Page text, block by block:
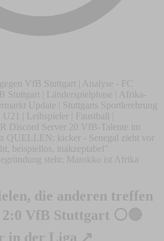
VfB Stuttgart | Analyse - FC
Stuttgart | Länderspielphase | Afrika-
Update | Stuttgarts Sportlerehrung
| Leihspieler | Faustball |
Discord Server 20 VfB-Talente im
QUELLEN: kicker - Senegal zieht vor
beispiellos, inakzeptabel"
steht: Marokko ist Afrika
die anderen treffen
VfB Stuttgart ⚪🔴
in der Liga ↗️